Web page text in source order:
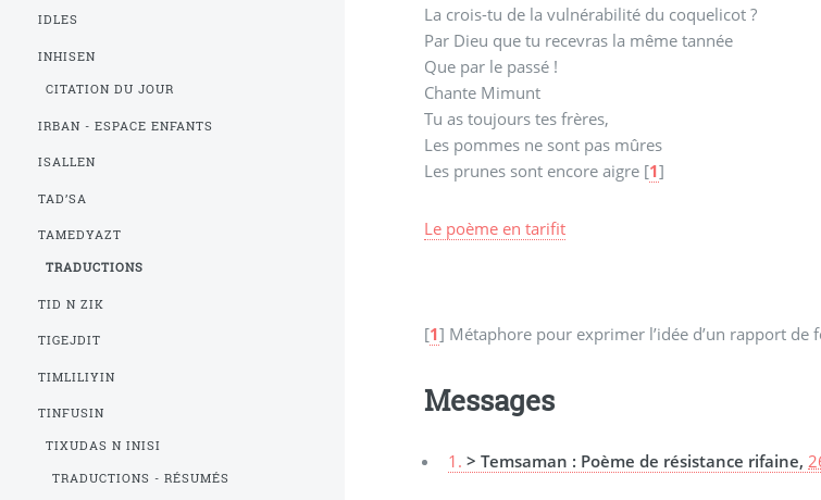
La crois-tu de la vulnérabilité du coquelicot ?
Par Dieu que tu recevras la même tannée
Que par le passé !
Chante Mimunt
Tu as toujours tes frères,
Les pommes ne sont pas mûres
Les prunes sont encore aigre [1]
Le poème en tarifit
[1] Métaphore pour exprimer l’idée d’un rapport de
Messages
1. > Temsaman : Poème de résistance rifaine,
IDLES
INHISEN
CITATION DU JOUR
IRBAN - ESPACE ENFANTS
ISALLEN
TAD’SA
TAMEDYAZT
TRADUCTIONS
TID N ZIK
TIGEJDIT
TIMLILIYIN
TINFUSIN
TIXUDAS N INISI
TRADUCTIONS - RÉSUMÉS